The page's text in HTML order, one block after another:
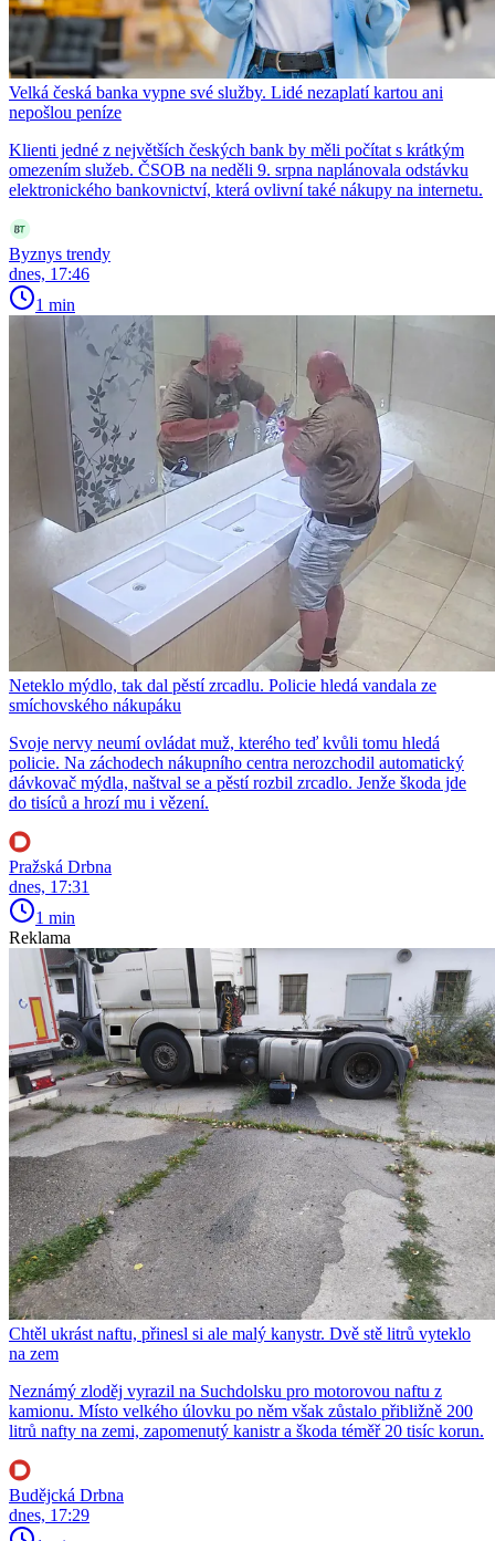
Velká česká banka vypne své služby. Lidé nezaplatí kartou ani
nepošlou peníze
Klienti jedné z největších českých bank by měli počítat s krátkým
omezením služeb. ČSOB na neděli 9. srpna naplánovala odstávku
elektronického bankovnictví, která ovlivní také nákupy na internetu.
Byznys trendy
dnes, 17:46
1 min
Neteklo mýdlo, tak dal pěstí zrcadlu. Policie hledá vandala ze
smíchovského nákupáku
Svoje nervy neumí ovládat muž, kterého teď kvůli tomu hledá
policie. Na záchodech nákupního centra nerozchodil automatický
dávkovač mýdla, naštval se a pěstí rozbil zrcadlo. Jenže škoda jde
do tisíců a hrozí mu i vězení.
Pražská Drbna
dnes, 17:31
1 min
Reklama
Chtěl ukrást naftu, přinesl si ale malý kanystr. Dvě stě litrů vyteklo
na zem
Neznámý zloděj vyrazil na Suchdolsku pro motorovou naftu z
kamionu. Místo velkého úlovku po něm však zůstalo přibližně 200
litrů nafty na zemi, zapomenutý kanistr a škoda téměř 20 tisíc korun.
Budějcká Drbna
dnes, 17:29